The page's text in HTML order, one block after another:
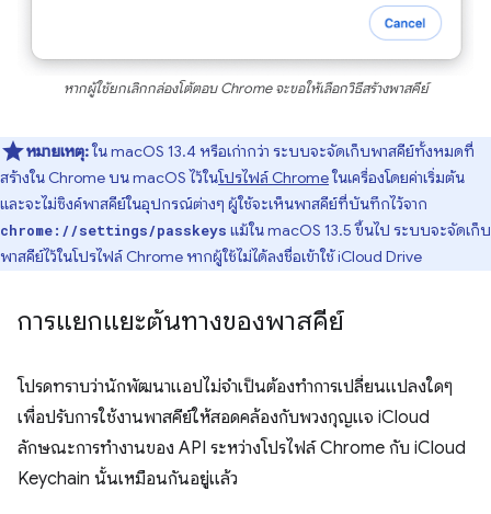
หากผู้ใช้ยกเลิกกล่องโต้ตอบ Chrome จะขอให้เลือกวิธีสร้างพาสคีย์
หมายเหตุ:ใน macOS 13.4 หรือเก่ากว่า ระบบจะจัดเก็บพาสคีย์ทั้งหมดที่
สร้างใน Chrome บน macOS ไว้ในโปรไฟล์ Chromeในเครื่องโดยค่าเริ่มต้น
และจะไม่ซิงค์พาสคีย์ในอุปกรณ์ต่างๆ ผู้ใช้จะเห็นพาสคีย์ที่บันทึกไว้จาก
chrome://settings/passkeys แม้ใน macOS 13.5 ขึ้นไป ระบบจะจัดเก็บ
พาสคีย์ไว้ในโปรไฟล์ Chrome หากผู้ใช้ไม่ได้ลงชื่อเข้าใช้ iCloud Drive
การแยกแยะต้นทางของพาสคีย์
โปรดทราบว่านักพัฒนาแอปไม่จำเป็นต้องทำการเปลี่ยนแปลงใดๆ
เพื่อปรับการใช้งานพาสคีย์ให้สอดคล้องกับพวงกุญแจ iCloud
ลักษณะการทํางานของ API ระหว่างโปรไฟล์ Chrome กับ iCloud
Keychain นั้นเหมือนกันอยู่แล้ว